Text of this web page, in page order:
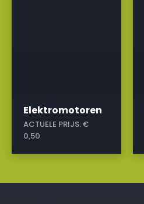
Elektromotoren
ACTUELE PRIJS:€
0,50